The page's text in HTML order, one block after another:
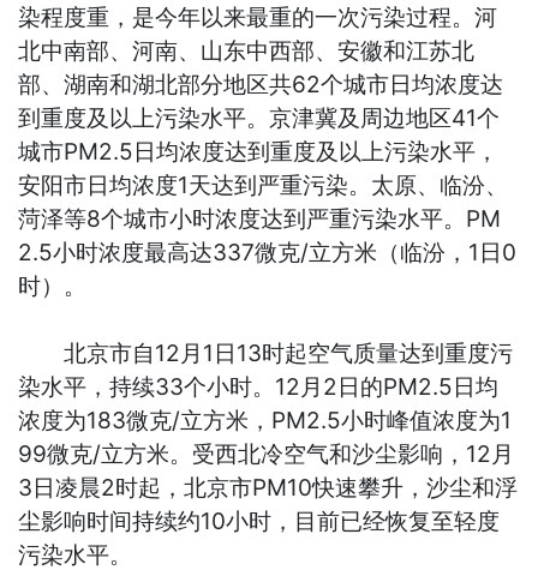
染程度重，是今年以来最重的一次污染过程。河
北中南部、河南、山东中西部、安徽和江苏北
部、湖南和湖北部分地区共62个城市日均浓度达
到重度及以上污染水平。京津冀及周边地区41个
城市PM2.5日均浓度达到重度及以上污染水平，
安阳市日均浓度1天达到严重污染。太原、临汾、
菏泽等8个城市小时浓度达到严重污染水平。PM
2.5小时浓度最高达337微克/立方米（临汾，1日0
时）。
北京市自12月1日13时起空气质量达到重度污
染水平，持续33个小时。12月2日的PM2.5日均
浓度为183微克/立方米，PM2.5小时峰值浓度为1
99微克/立方米。受西北冷空气和沙尘影响，12月
3日凌晨2时起，北京市PM10快速攀升，沙尘和浮
尘影响时间持续约10小时，目前已经恢复至轻度
污染水平。